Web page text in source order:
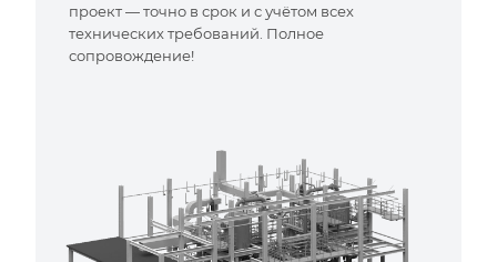
проект — точно в срок и с учётом всех
технических требований. Полное
сопровождение!